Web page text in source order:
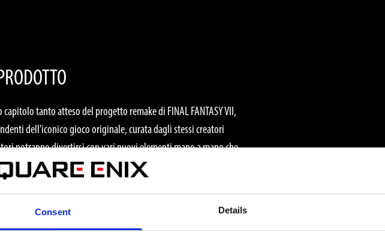
Consent Details
capitolo tanto atteso del progetto remake di FINAL FANTASY VII,
dell'iconico gioco originale, curata dagli stessi creatori
potranno divertirsi con vari nuovi elementi mano a mano che
del viaggio del gruppo verso la città dei Cetra del FINAL